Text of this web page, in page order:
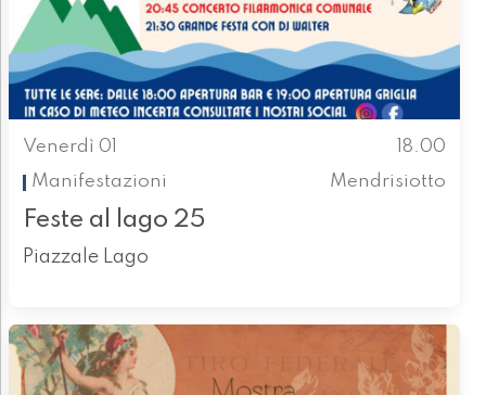
Venerdì 01
18.00
Manifestazioni
Mendrisiotto
Feste al lago 25
Piazzale Lago